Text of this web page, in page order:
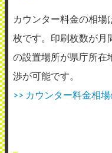
カウンター料金の相
枚です。印刷枚数が月
の設置場所が県庁所在
渉が可能です。
>> カウンター料金相